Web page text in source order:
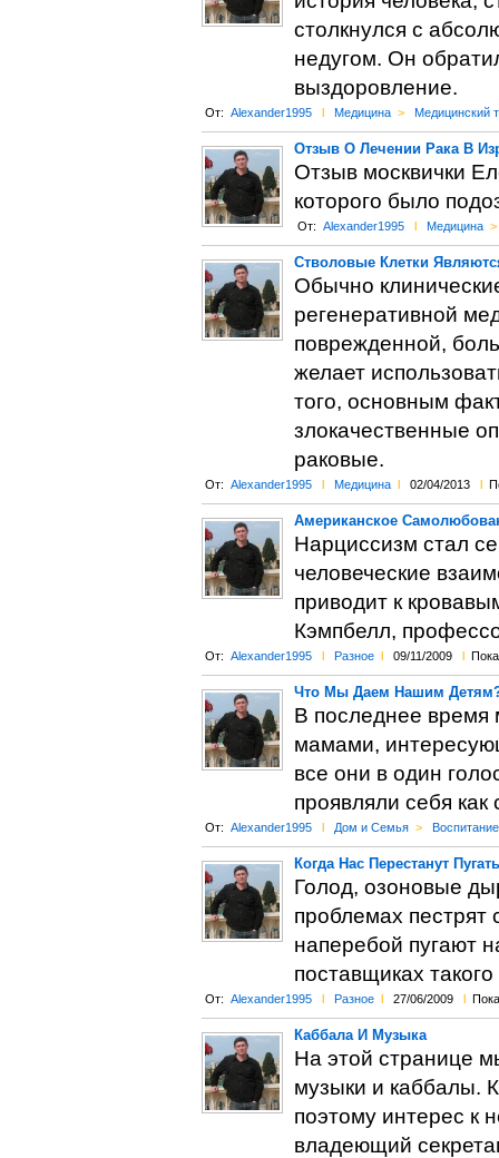
столкнулся с
недугом. Он
выздоровление.
От: Alexander1995 l Медицина > Медицинский
Отзыв О Лечении Рака В
Отзыв москвички
которого было
От: Alexander1995 l Медицина >
Стволовые Клетки
Обычно
регенеративной
поврежденной,
желает
того, основным
злокачественные
раковые.
От: Alexander1995 l Медицина l 02/04/2013 l
Американское
Нарциссизм стал
человеческие
приводит к
Кэмпбелл,
От: Alexander1995 l Разное l 09/11/2009 l
Что Мы Даем Нашим
В последнее время
мамами,
все они в один
проявляли себя
От: Alexander1995 l Дом и Семья >
Когда Нас Перестанут
Голод, озоновые
проблемах
наперебой пугают
поставщиках
От: Alexander1995 l Разное l 27/06/2009 l
Каббала И Музыка
На этой странице
музыки и каббалы.
поэтому интерес к
владеющий